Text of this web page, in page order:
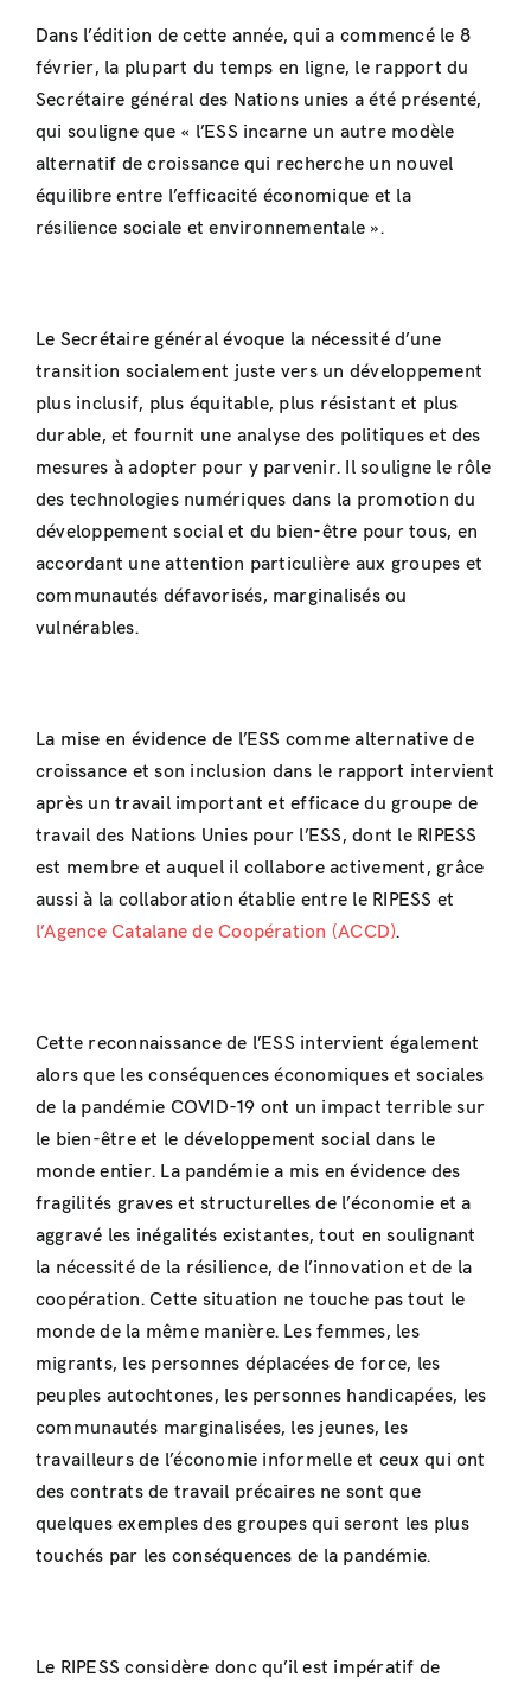
Dans l’édition de cette année, qui a commencé le 8
février, la plupart du temps en ligne, le rapport du
Secrétaire général des Nations unies a été présenté,
qui souligne que « l’ESS incarne un autre modèle
alternatif de croissance qui recherche un nouvel
équilibre entre l’efficacité économique et la
résilience sociale et environnementale ».
Le Secrétaire général évoque la nécessité d’une
transition socialement juste vers un développement
plus inclusif, plus équitable, plus résistant et plus
durable, et fournit une analyse des politiques et des
mesures à adopter pour y parvenir. Il souligne le rôle
des technologies numériques dans la promotion du
développement social et du bien-être pour tous, en
accordant une attention particulière aux groupes et
communautés défavorisés, marginalisés ou
vulnérables.
La mise en évidence de l’ESS comme alternative de
croissance et son inclusion dans le rapport intervient
après un travail important et efficace du groupe de
travail des Nations Unies pour l’ESS, dont le RIPESS
est membre et auquel il collabore activement, grâce
aussi à la collaboration établie entre le RIPESS et
l’Agence Catalane de Coopération (ACCD).
Cette reconnaissance de l’ESS intervient également
alors que les conséquences économiques et sociales
de la pandémie COVID-19 ont un impact terrible sur
le bien-être et le développement social dans le
monde entier. La pandémie a mis en évidence des
fragilités graves et structurelles de l’économie et a
aggravé les inégalités existantes, tout en soulignant
la nécessité de la résilience, de l’innovation et de la
coopération. Cette situation ne touche pas tout le
monde de la même manière. Les femmes, les
migrants, les personnes déplacées de force, les
peuples autochtones, les personnes handicapées, les
communautés marginalisées, les jeunes, les
travailleurs de l’économie informelle et ceux qui ont
des contrats de travail précaires ne sont que
quelques exemples des groupes qui seront les plus
touchés par les conséquences de la pandémie.
Le RIPESS considère donc qu’il est impératif de